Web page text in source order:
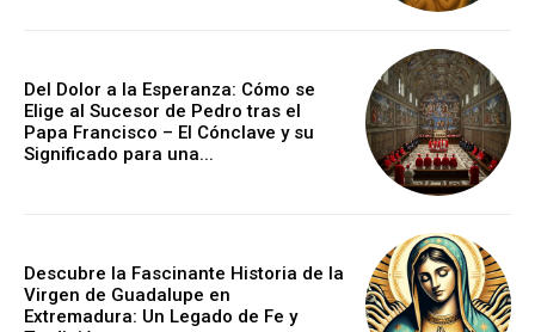
Del Dolor a la Esperanza: Cómo se
Elige al Sucesor de Pedro tras el
Papa Francisco – El Cónclave y su
Significado para una...
Descubre la Fascinante Historia de la
Virgen de Guadalupe en
Extremadura: Un Legado de Fe y